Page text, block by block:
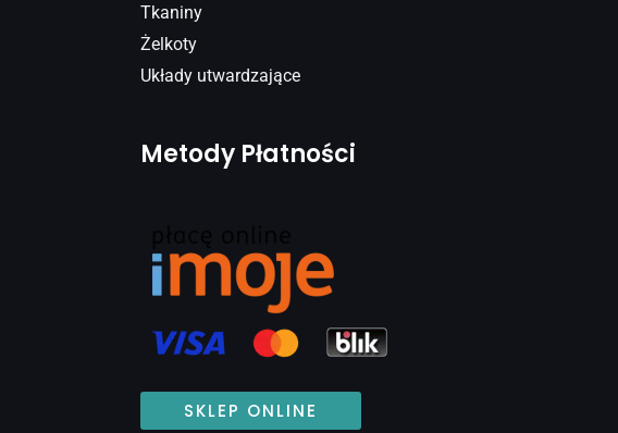
Tkaniny
Żelkoty
Układy utwardzające
Metody Płatności
SKLEP ONLINE